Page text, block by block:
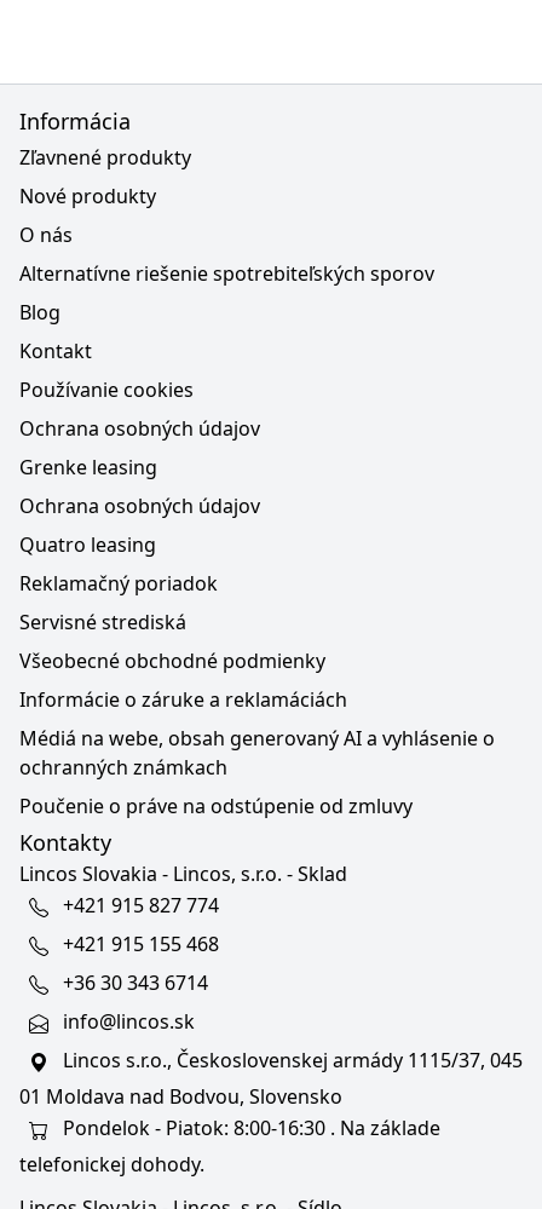
Informácia
Zľavnené produkty
Nové produkty
O nás
Alternatívne riešenie spotrebiteľských sporov
Blog
Kontakt
Používanie cookies
Ochrana osobných údajov
Grenke leasing
Ochrana osobných údajov
Quatro leasing
Reklamačný poriadok
Servisné strediská
Všeobecné obchodné podmienky
Informácie o záruke a reklamáciách
Médiá na webe, obsah generovaný AI a vyhlásenie o
ochranných známkach
Poučenie o práve na odstúpenie od zmluvy
Kontakty
Lincos Slovakia - Lincos, s.r.o. - Sklad
+421 915 827 774
+421 915 155 468
+36 30 343 6714
info@lincos.sk
Lincos s.r.o., Československej armády 1115/37, 045
01 Moldava nad Bodvou, Slovensko
Pondelok - Piatok: 8:00-16:30 . Na základe
telefonickej dohody.